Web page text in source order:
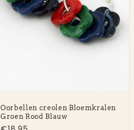
Oorbellen creolen Bloemkralen
Groen Rood Blauw